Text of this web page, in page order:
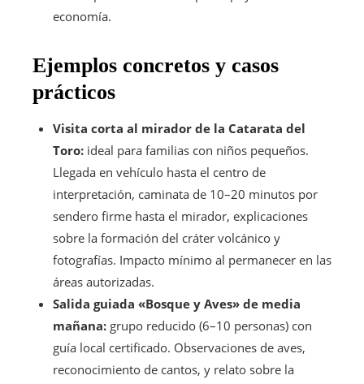
economía.
Ejemplos concretos y casos
prácticos
Visita corta al mirador de la Catarata del
Toro: ideal para familias con niños pequeños.
Llegada en vehículo hasta el centro de
interpretación, caminata de 10–20 minutos por
sendero firme hasta el mirador, explicaciones
sobre la formación del cráter volcánico y
fotografías. Impacto mínimo al permanecer en las
áreas autorizadas.
Salida guiada «Bosque y Aves» de media
mañana: grupo reducido (6–10 personas) con
guía local certificado. Observaciones de aves,
reconocimiento de cantos, y relato sobre la